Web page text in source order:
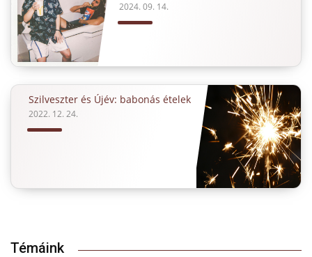
2024. 09. 14.
Szilveszter és Újév: babonás ételek
2022. 12. 24.
Témáink